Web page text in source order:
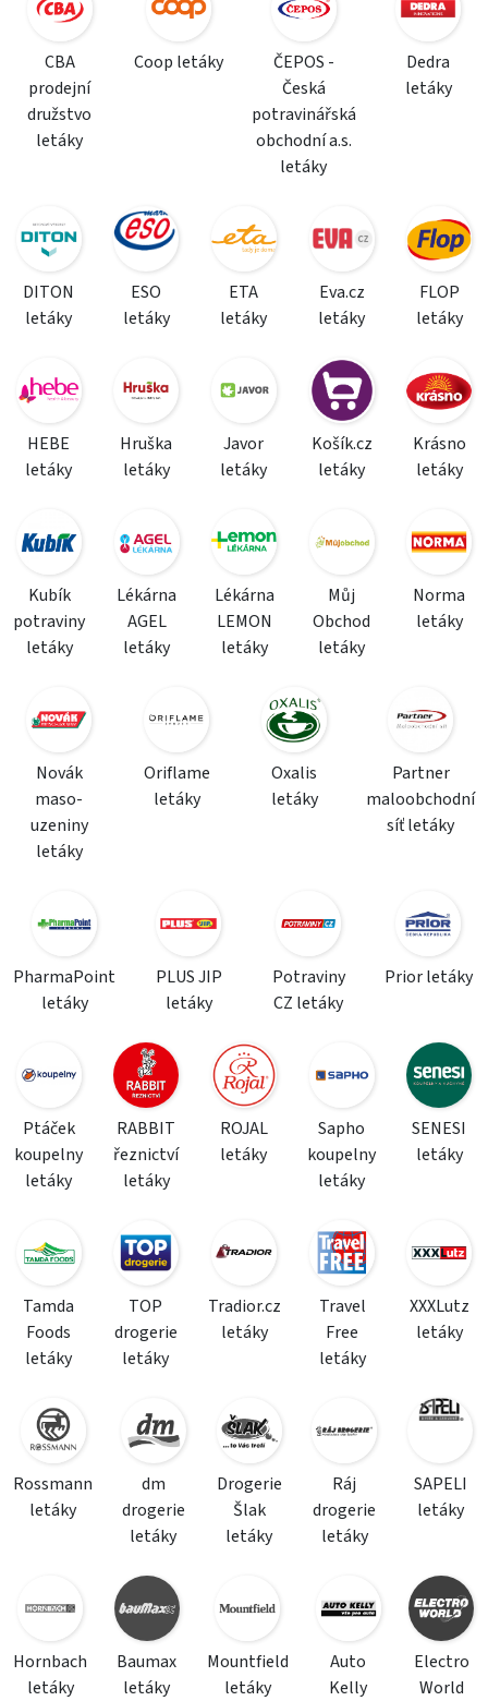
CBA
prodejní
družstvo
letáky
Coop letáky
ČEPOS -
Česká
potravinářská
obchodní a.s.
letáky
Dedra
letáky
DITON
letáky
ESO
letáky
ETA
letáky
Eva.cz
letáky
FLOP
letáky
HEBE
letáky
Hruška
letáky
Javor
letáky
Košík.cz
letáky
Krásno
letáky
Kubík
potraviny
letáky
Lékárna
AGEL
letáky
Lékárna
LEMON
letáky
Můj
Obchod
letáky
Norma
letáky
Novák
maso-
uzeniny
letáky
Oriflame
letáky
Oxalis
letáky
Partner
maloobchodní
síť letáky
PharmaPoint
letáky
PLUS JIP
letáky
Potraviny
CZ letáky
Prior letáky
Ptáček
koupelny
letáky
RABBIT
řeznictví
letáky
ROJAL
letáky
Sapho
koupelny
letáky
SENESI
letáky
Tamda
Foods
letáky
TOP
drogerie
letáky
Tradior.cz
letáky
Travel
Free
letáky
XXXLutz
letáky
Rossmann
letáky
dm
drogerie
letáky
Drogerie
Šlak
letáky
Ráj
drogerie
letáky
SAPELI
letáky
Hornbach
letáky
Baumax
letáky
Mountfield
letáky
Auto
Kelly
Electro
World